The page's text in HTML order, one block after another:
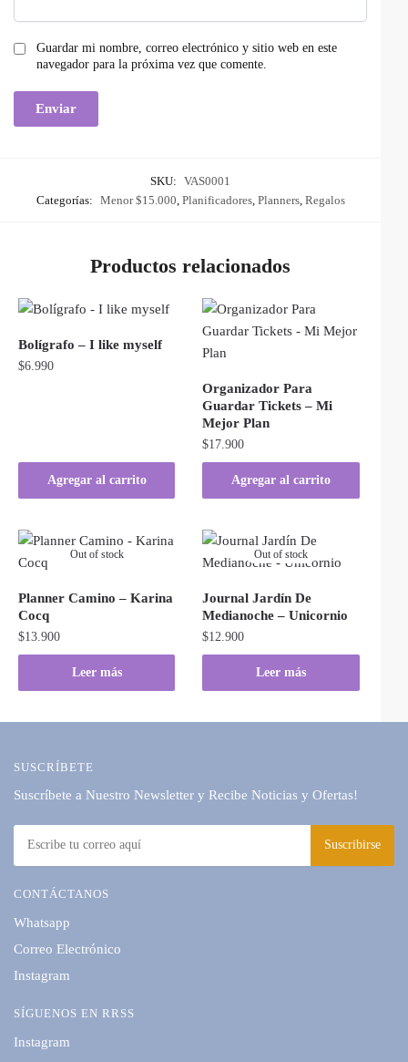
Guardar mi nombre, correo electrónico y sitio web en este
navegador para la próxima vez que comente.
SKU: VAS0001
Categorías: Menor $15.000 Planificadores, Planners, Regalos
Productos relacionados
Bolígrafo – I like myself
$6.990
Agregar al carrito
Organizador Para
Guardar Tickets – Mi
Mejor Plan
$17.900
Agregar al carrito
Out of stock
Planner Camino – Karina
Cocq
$13.900
Leer más
Out of stock
Journal Jardín De
Medianoche – Unicornio
$12.900
Leer más
SUSCRÍBETE
Suscríbete a Nuestro Newsletter y Recibe Noticias y Ofertas!
CONTÁCTANOS
Whatsapp
Correo Electrónico
Instagram
SÍGUENOS EN RRSS
Instagram